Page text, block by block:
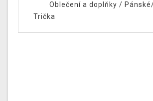
Oblečení a doplňky /
Trička